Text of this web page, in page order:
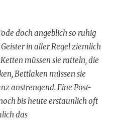
doch angeblich so ruhig
in aller Regel ziemlich
müssen sie ratteln, die
Bettlaken müssen sie
anstrengend. Eine Post-
bis heute erstaunlich oft
das